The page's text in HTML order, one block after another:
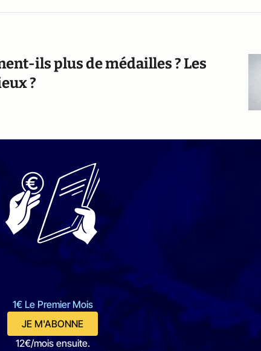
ils plus de médailles ? Les
?
1€ Le Premier Mois
JE M'ABONNE
12€/mois ensuite.